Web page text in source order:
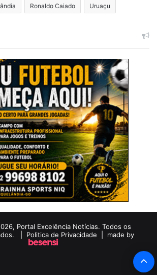
Ronaldo Caiado Uruaçu
Portal Excelência Notícias. Todos os
| Politica de Privacidade | made by